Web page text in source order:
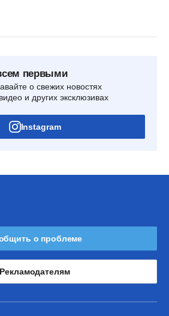
первыми
о свежих новостях
и других эксклюзивах
Instagram
о проблеме
Рекламодателям